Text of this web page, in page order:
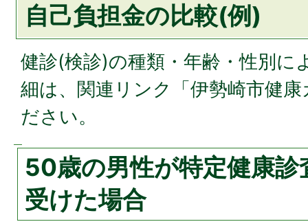
自己負担金の比較(例)
健診(検診)の種類・年齢・性別に
細は、関連リンク「伊勢崎市健
ださい。
50歳の男性が特定健康診
受けた場合